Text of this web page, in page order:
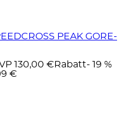
PEAK GORE-
130,00 € Rabatt- 19 %
€